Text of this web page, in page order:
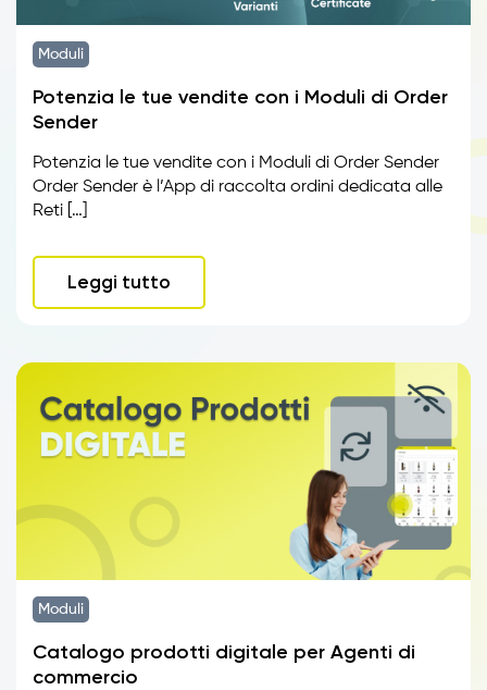
Moduli
Potenzia le tue vendite con i Moduli di Order
Sender
Potenzia le tue vendite con i Moduli di Order Sender
Order Sender è l’App di raccolta ordini dedicata alle
Reti […]
Leggi tutto
Moduli
Catalogo prodotti digitale per Agenti di
commercio